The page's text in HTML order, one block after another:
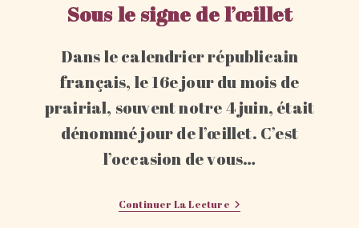
Sous le signe de l’œillet
Dans le calendrier républicain
français, le 16e jour du mois de
prairial, souvent notre 4 juin, était
dénommé jour de l’œillet. C’est
l’occasion de vous…
Continuer La LectureSous
Le